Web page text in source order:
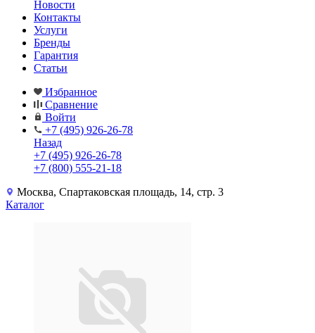
Новости
Контакты
Услуги
Бренды
Гарантия
Статьи
Избранное
Сравнение
Войти
+7 (495) 926-26-78
Назад
+7 (495) 926-26-78
+7 (800) 555-21-18
Москва, Спартаковская площадь, 14, стр. 3
Каталог